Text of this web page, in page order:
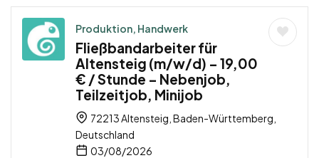
Produktion, Handwerk
Fließbandarbeiter für
Altensteig (m/w/d) – 19,00
€ / Stunde – Nebenjob,
Teilzeitjob, Minijob
72213 Altensteig, Baden-Württemberg,
Deutschland
03/08/2026